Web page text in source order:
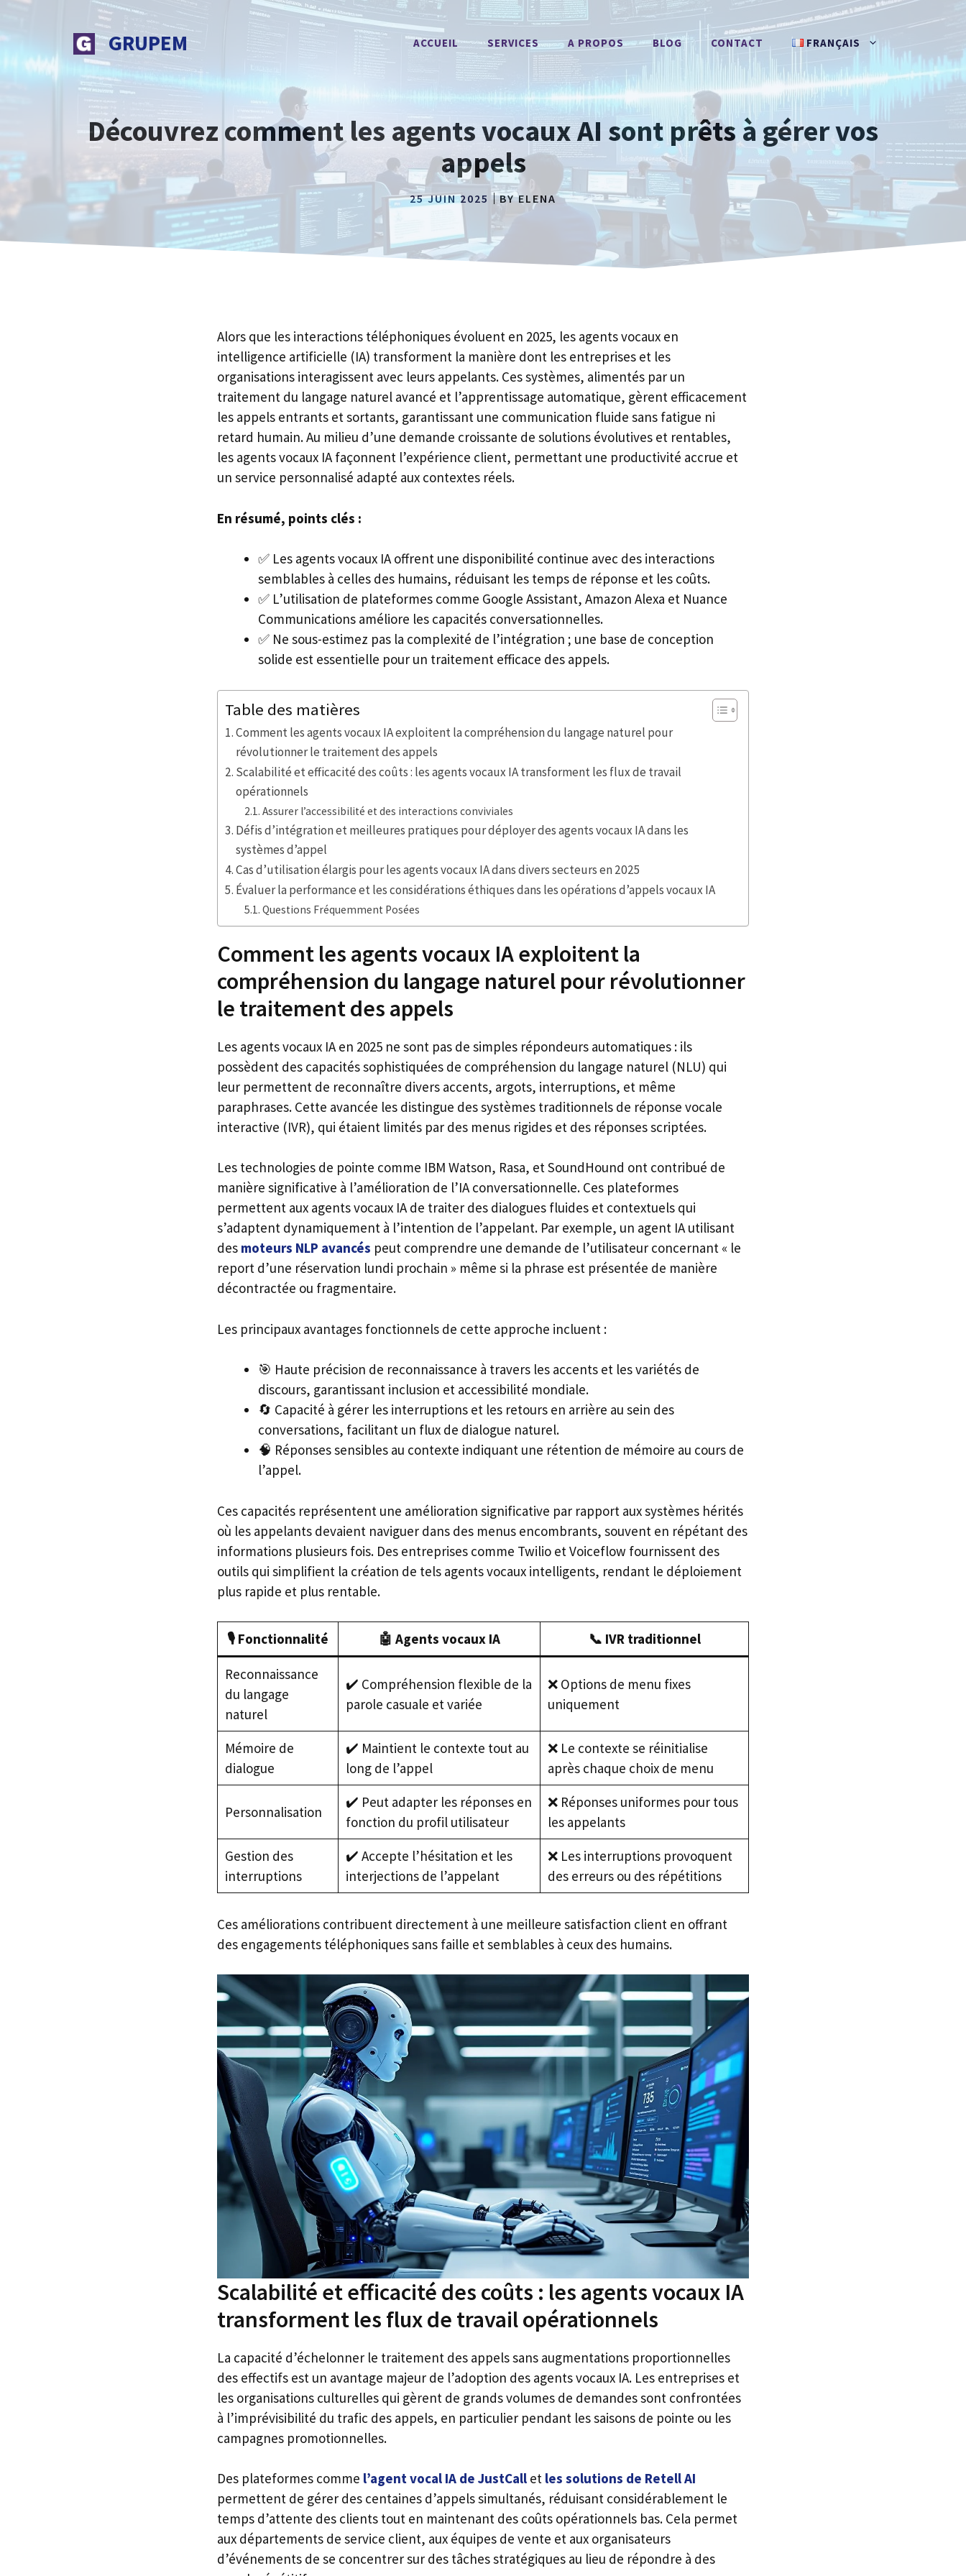
GRUPEM ACCUEIL SERVICES A PROPOS BLOG CONTACT FRANÇAIS
Découvrez comment les agents vocaux AI sont prêts à gérer vos
appels
25 JUIN 2025 BYELENA
Alors que les interactions téléphoniques évoluent en 2025, les agents vocaux en
intelligence artificielle (IA) transforment la manière dont les entreprises et les
organisations interagissent avec leurs appelants. Ces systèmes, alimentés par un
traitement du langage naturel avancé et l’apprentissage automatique, gèrent efficacement
les appels entrants et sortants, garantissant une communication fluide sans fatigue ni
retard humain. Au milieu d’une demande croissante de solutions évolutives et rentables,
les agents vocaux IA façonnent l’expérience client, permettant une productivité accrue et
un service personnalisé adapté aux contextes réels.
En résumé, points clés :
✅ Les agents vocaux IA offrent une disponibilité continue avec des interactions
semblables à celles des humains, réduisant les temps de réponse et les coûts.
✅ L’utilisation de plateformes comme Google Assistant, Amazon Alexa et Nuance
Communications améliore les capacités conversationnelles.
✅ Ne sous-estimez pas la complexité de l’intégration ; une base de conception
solide est essentielle pour un traitement efficace des appels.
Table des matières
Comment les agents vocaux IA exploitent la compréhension du langage naturel pour
révolutionner le traitement des appels
Scalabilité et efficacité des coûts : les agents vocaux IA transforment les flux de travail
opérationnels
Assurer l’accessibilité et des interactions conviviales
Défis d’intégration et meilleures pratiques pour déployer des agents vocaux IA dans les
systèmes d’appel
Cas d’utilisation élargis pour les agents vocaux IA dans divers secteurs en 2025
Évaluer la performance et les considérations éthiques dans les opérations d’appels vocaux IA
Questions Fréquemment Posées
Comment les agents vocaux IA exploitent la
compréhension du langage naturel pour révolutionner
le traitement des appels
Les agents vocaux IA en 2025 ne sont pas de simples répondeurs automatiques : ils
possèdent des capacités sophistiquées de compréhension du langage naturel (NLU) qui
leur permettent de reconnaître divers accents, argots, interruptions, et même
paraphrases. Cette avancée les distingue des systèmes traditionnels de réponse vocale
interactive (IVR), qui étaient limités par des menus rigides et des réponses scriptées.
Les technologies de pointe comme IBM Watson, Rasa, et SoundHound ont contribué de
manière significative à l’amélioration de l’IA conversationnelle. Ces plateformes
permettent aux agents vocaux IA de traiter des dialogues fluides et contextuels qui
s’adaptent dynamiquement à l’intention de l’appelant. Par exemple, un agent IA utilisant
des moteurs NLP avancés peut comprendre une demande de l’utilisateur concernant « le
report d’une réservation lundi prochain » même si la phrase est présentée de manière
décontractée ou fragmentaire.
Les principaux avantages fonctionnels de cette approche incluent :
🎯 Haute précision de reconnaissance à travers les accents et les variétés de
discours, garantissant inclusion et accessibilité mondiale.
🔄 Capacité à gérer les interruptions et les retours en arrière au sein des
conversations, facilitant un flux de dialogue naturel.
🧠 Réponses sensibles au contexte indiquant une rétention de mémoire au cours de
l’appel.
Ces capacités représentent une amélioration significative par rapport aux systèmes hérités
où les appelants devaient naviguer dans des menus encombrants, souvent en répétant des
informations plusieurs fois. Des entreprises comme Twilio et Voiceflow fournissent des
outils qui simplifient la création de tels agents vocaux intelligents, rendant le déploiement
plus rapide et plus rentable.
🎙️ Fonctionnalité 🤖 Agents vocaux IA 📞 IVR traditionnel
Reconnaissance
du langage
naturel
✔️ Compréhension flexible de la
parole casuale et variée
❌ Options de menu fixes
uniquement
Mémoire de
dialogue
✔️ Maintient le contexte tout au
long de l’appel
❌ Le contexte se réinitialise
après chaque choix de menu
Personnalisation
✔️ Peut adapter les réponses en
fonction du profil utilisateur
❌ Réponses uniformes pour tous
les appelants
Gestion des
interruptions
✔️ Accepte l’hésitation et les
interjections de l’appelant
❌ Les interruptions provoquent
des erreurs ou des répétitions
Ces améliorations contribuent directement à une meilleure satisfaction client en offrant
des engagements téléphoniques sans faille et semblables à ceux des humains.
Scalabilité et efficacité des coûts : les agents vocaux IA
transforment les flux de travail opérationnels
La capacité d’échelonner le traitement des appels sans augmentations proportionnelles
des effectifs est un avantage majeur de l’adoption des agents vocaux IA. Les entreprises et
les organisations culturelles qui gèrent de grands volumes de demandes sont confrontées
à l’imprévisibilité du trafic des appels, en particulier pendant les saisons de pointe ou les
campagnes promotionnelles.
Des plateformes comme l’agent vocal IA de JustCall et les solutions de Retell AI
permettent de gérer des centaines d’appels simultanés, réduisant considérablement le
temps d’attente des clients tout en maintenant des coûts opérationnels bas. Cela permet
aux départements de service client, aux équipes de vente et aux organisateurs
d’événements de se concentrer sur des tâches stratégiques au lieu de répondre à des